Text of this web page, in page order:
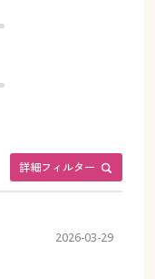
詳細フィルター
2026-03-29